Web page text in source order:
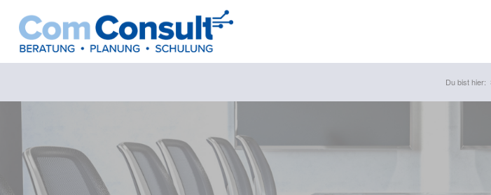
Du bist hier: